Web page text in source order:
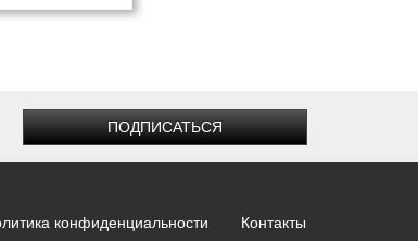
ПОДПИСАТЬСЯ
конфиденциальности Контакты